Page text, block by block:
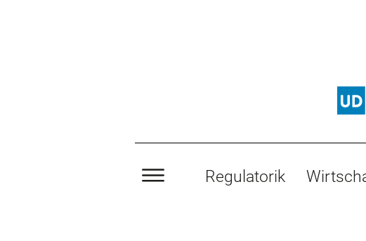
Regulatorik